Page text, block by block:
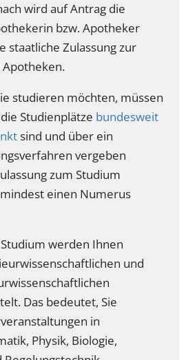
wird auf Antrag die
bzw. Apotheker
staatliche Zulassung zur
studieren möchten, müssen
Studienplätze bundesweit
sind und über ein
vergeben
zum Studium
einen Numerus
werden Ihnen
und
Das bedeutet, Sie
in
Physik, Biologie,